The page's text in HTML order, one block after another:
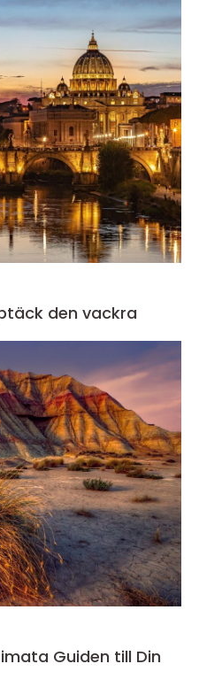
den vackra
Guiden till Din